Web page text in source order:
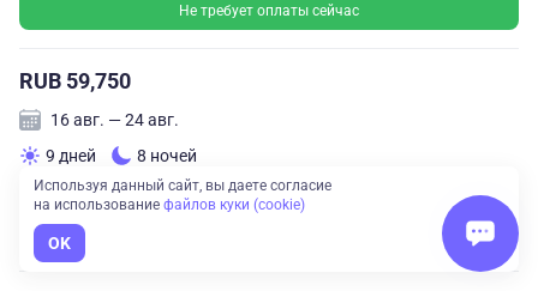
Не требует оплаты сейчас
RUB 59,750
16 авг. — 24 авг.
9 дней
8 ночей
Забронировать
Используя данный сайт, вы даете согласие
на использование файлов куки (cookie)
OK